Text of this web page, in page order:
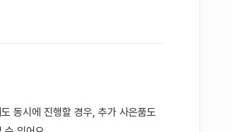
동시에 진행할 경우, 추가 사은품도